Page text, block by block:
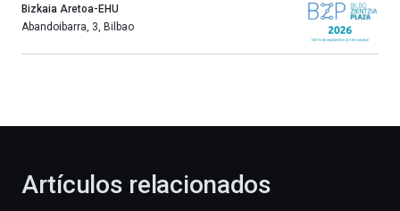
año
más,
celebración
Bizkaia Aretoa-EHU
Abandoibarra, 3, Bilbao
Artículos relacionados